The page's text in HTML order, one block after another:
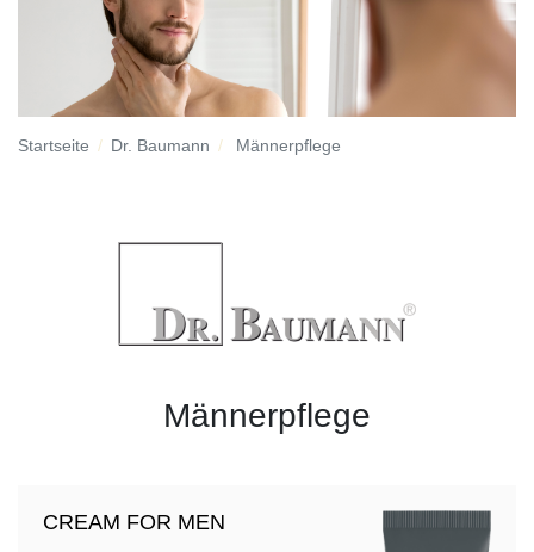
Startseite Dr. Baumann Männerpflege
Männerpflege
CREAM FOR MEN